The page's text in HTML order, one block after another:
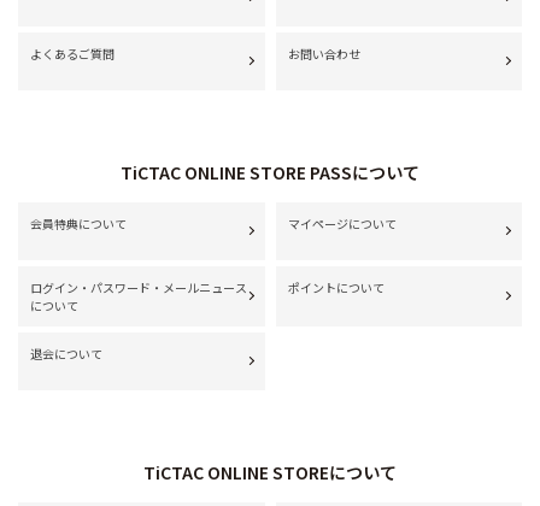
よくあるご質問 お問い合わせ
TiCTAC ONLINE STORE PASSについて
会員特典について マイページについて
ログイン・パスワード・メールニュース
について
ポイントについて
退会について
TiCTAC ONLINE STOREについて